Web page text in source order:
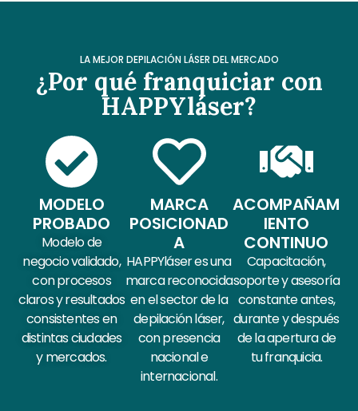
LA MEJOR DEPILACIÓN LÁSER DEL MERCADO
¿Por qué franquiciar con
HAPPYláser?
MODELO
PROBADO
Modelo de
negocio validado,
con procesos
claros y resultados
consistentes en
distintas ciudades
y mercados.
MARCA
POSICIONAD
A
HAPPYláser es una
marca reconocida
en el sector de la
depilación láser,
con presencia
nacional e
internacional.
ACOMPAÑAM
IENTO
CONTINUO
Capacitación,
soporte y asesoría
constante antes,
durante y después
de la apertura de
tu franquicia.